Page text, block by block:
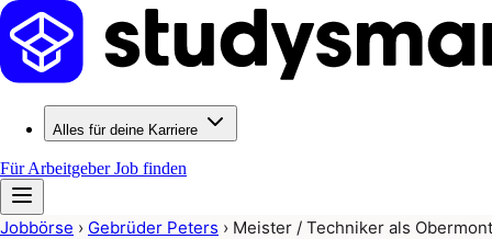
Alles für deine Karriere
Für ArbeitgeberJob finden
Jobbörse › Gebrüder Peters › Meister / Techniker als